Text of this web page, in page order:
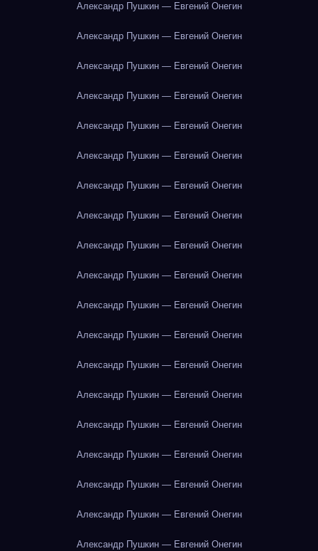
Александр Пушкин — Евгений Онегин
Александр Пушкин — Евгений Онегин
Александр Пушкин — Евгений Онегин
Александр Пушкин — Евгений Онегин
Александр Пушкин — Евгений Онегин
Александр Пушкин — Евгений Онегин
Александр Пушкин — Евгений Онегин
Александр Пушкин — Евгений Онегин
Александр Пушкин — Евгений Онегин
Александр Пушкин — Евгений Онегин
Александр Пушкин — Евгений Онегин
Александр Пушкин — Евгений Онегин
Александр Пушкин — Евгений Онегин
Александр Пушкин — Евгений Онегин
Александр Пушкин — Евгений Онегин
Александр Пушкин — Евгений Онегин
Александр Пушкин — Евгений Онегин
Александр Пушкин — Евгений Онегин
Александр Пушкин — Евгений Онегин